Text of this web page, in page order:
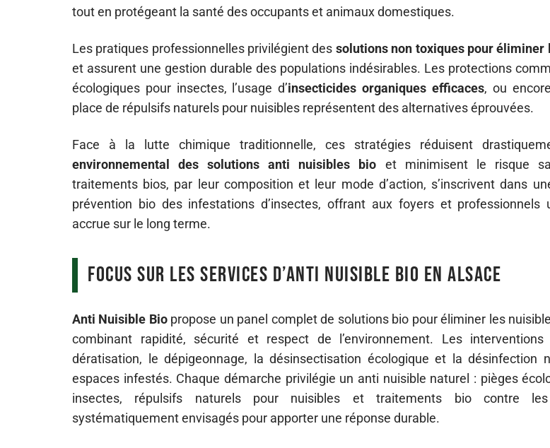
tout en protégeant la santé des occupants et animaux domestiques.
Les pratiques professionnelles privilégient des solutions non toxiques pour éliminer
et assurent une gestion durable des populations indésirables. Les protections
écologiques pour insectes, l’usage d’insecticides organiques efficaces, ou
place de répulsifs naturels pour nuisibles représentent des alternatives éprouvées.
Face à la lutte chimique traditionnelle, ces stratégies réduisent
environnemental des solutions anti nuisibles bio et minimisent le risque
traitements bios, par leur composition et leur mode d’action, s’inscrivent dans
prévention bio des infestations d’insectes, offrant aux foyers et professionnels
accrue sur le long terme.
Focus sur les services d’Anti Nuisible Bio en Alsace
Anti Nuisible Biopropose un panel complet de solutions bio pour éliminer les
combinant rapidité, sécurité et respect de l’environnement. Les
dératisation, le dépigeonnage, la désinsectisation écologique et la désinfection
espaces infestés. Chaque démarche privilégie un anti nuisible naturel : pièges
insectes, répulsifs naturels pour nuisibles et traitements bio contre
systématiquement envisagés pour apporter une réponse durable.